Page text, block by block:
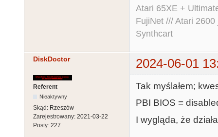
Atari 65XE +
FujiNet /// Atari
Synthcart
DiskDoctor 2024-06-01
Referent
Nieaktywny
Skąd: Rzeszów
Zarejestrowany: 2021-03-22
Posty: 227
Tak myślałem;
PBI BIOS =
I wygląda, że